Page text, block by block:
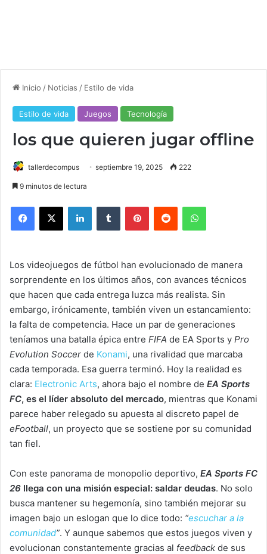
Inicio / Noticias / Estilo de vida
Estilo de vida Juegos Tecnología
los que quieren jugar offline
tallerdecompus septiembre 19, 2025 222
9 minutos de lectura
Los videojuegos de fútbol han evolucionado de manera
sorprendente en los últimos años, con avances técnicos
que hacen que cada entrega luzca más realista. Sin
embargo, irónicamente, también viven un estancamiento:
la falta de competencia. Hace un par de generaciones
teníamos una batalla épica entre FIFA de EA Sports y Pro
Evolution Soccer de Konami, una rivalidad que marcaba
cada temporada. Esa guerra terminó. Hoy la realidad es
clara: Electronic Arts, ahora bajo el nombre de EA Sports
FC, es el líder absoluto del mercado, mientras que Konami
parece haber relegado su apuesta al discreto papel de
eFootball, un proyecto que se sostiene por su comunidad
tan fiel.
Con este panorama de monopolio deportivo, EA Sports FC
26 llega con una misión especial: saldar deudas. No solo
busca mantener su hegemonía, sino también mejorar su
imagen bajo un eslogan que lo dice todo: “escuchar a la
comunidad”. Y aunque sabemos que estos juegos viven y
evolucionan constantemente gracias al feedback de sus